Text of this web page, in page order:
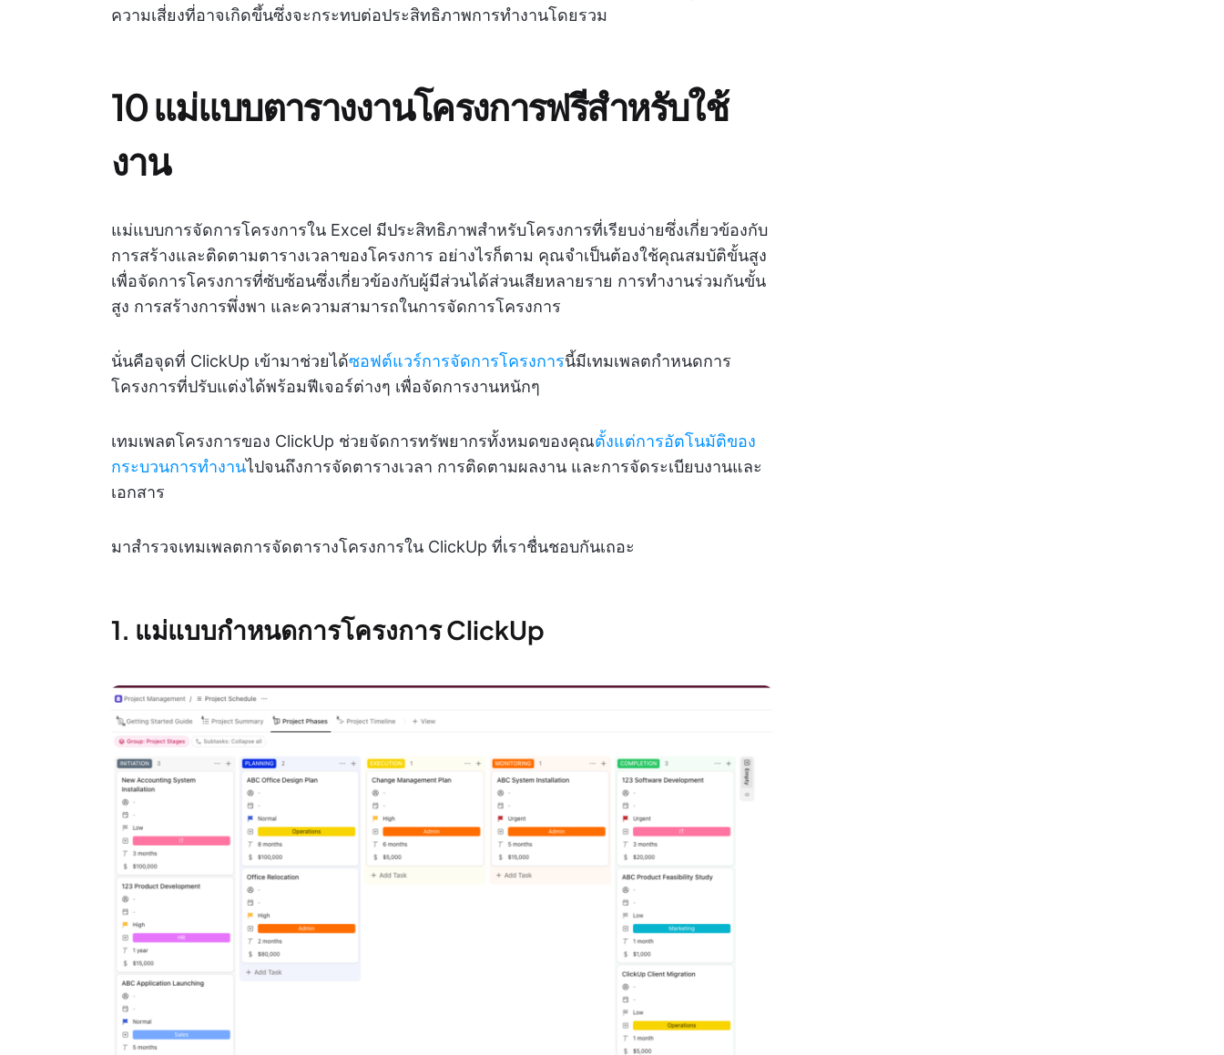
ความเสี่ยงที่อาจเกิดขึ้นซึ่งจะกระทบต่อประสิทธิภาพการทำงานโดยรวม
10 แม่แบบตารางงานโครงการฟรีสำหรับใช้
งาน
แม่แบบการจัดการโครงการใน Excel มีประสิทธิภาพสำหรับโครงการที่เรียบง่ายซึ่งเกี่ยวข้องกับ
การสร้างและติดตามตารางเวลาของโครงการ อย่างไรก็ตาม คุณจำเป็นต้องใช้คุณสมบัติขั้นสูง
เพื่อจัดการโครงการที่ซับซ้อนซึ่งเกี่ยวข้องกับผู้มีส่วนได้ส่วนเสียหลายราย การทำงานร่วมกันขั้น
สูง การสร้างการพึ่งพา และความสามารถในการจัดการโครงการ
นั่นคือจุดที่ ClickUp เข้ามาช่วยได้ซอฟต์แวร์การจัดการโครงการนี้มีเทมเพลตกำหนดการ
โครงการที่ปรับแต่งได้พร้อมฟีเจอร์ต่างๆ เพื่อจัดการงานหนักๆ
เทมเพลตโครงการของ ClickUp ช่วยจัดการทรัพยากรทั้งหมดของคุณตั้งแต่การอัตโนมัติของ
กระบวนการทำงานไปจนถึงการจัดตารางเวลา การติดตามผลงาน และการจัดระเบียบงานและ
เอกสาร
มาสำรวจเทมเพลตการจัดตารางโครงการใน ClickUp ที่เราชื่นชอบกันเถอะ
1. แม่แบบกำหนดการโครงการ ClickUp